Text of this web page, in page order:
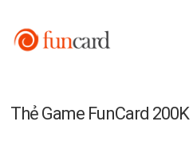
Thẻ Game FunCard 200K